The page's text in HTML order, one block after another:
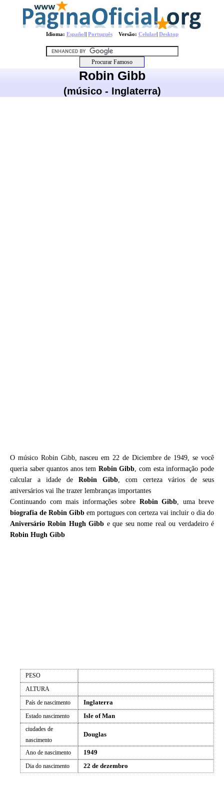
Idioma: Español| PortuguêsVersão: Celular| Desktop
Robin Gibb
(músico - Inglaterra)
O músico Robin Gibb, nasceu em 22 de Diciembre de 1949, se você
queria saber quantos anos tem Robin Gibb, com esta informação pode
calcular a idade de Robin Gibb, com certeza vários de seus
aniversários vai lhe trazer lembranças importantes
Continuando com mais informações sobre Robin Gibb, uma breve
biografia de Robin Gibb em portugues con certeza vai incluir o dia do
Aniversário Robin Hugh Gibb e que seu nome real ou verdadeiro é
Robin Hugh Gibb
PESO
ALTURA
País de nascimento
Inglaterra
Estado nascimento Isle of Man
ciudades de
nascimento
Douglas
Ano de nascimento 1949
Dia do nascimento 22 de dezembro